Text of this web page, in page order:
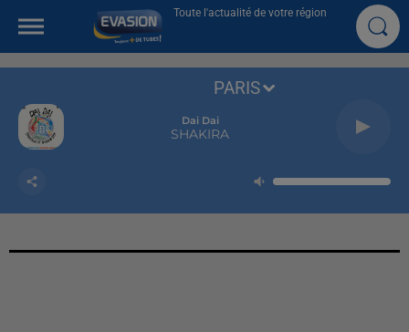
Toute l'actualité de votre région
Dai Dai
SHAKIRA
PARIS